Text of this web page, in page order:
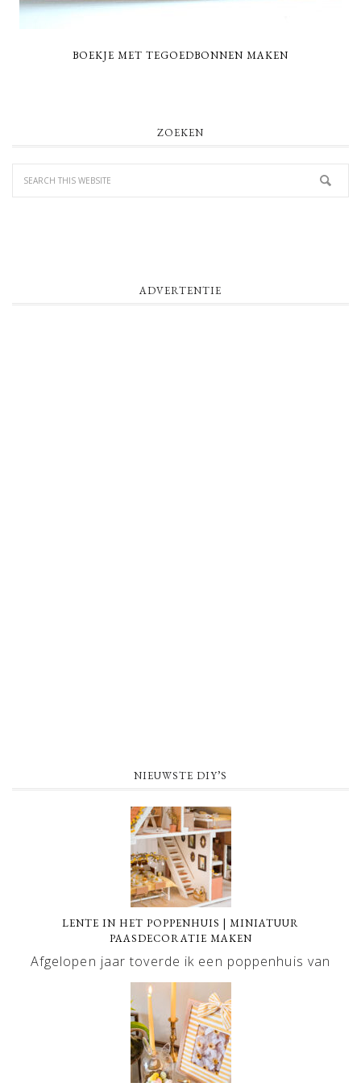
BOEKJE MET TEGOEDBONNEN MAKEN
ZOEKEN
ADVERTENTIE
NIEUWSTE DIY’S
LENTE IN HET POPPENHUIS | MINIATUUR
PAASDECORATIE MAKEN
Afgelopen jaar toverde ik een poppenhuis van